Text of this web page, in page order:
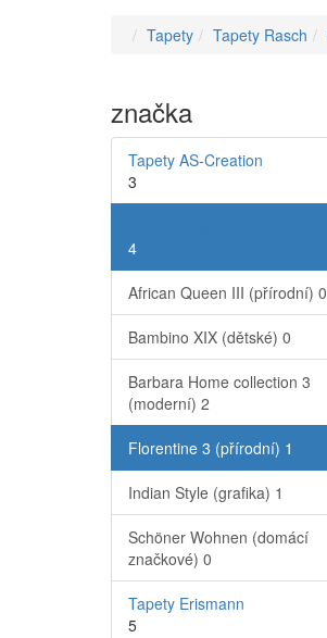
Tapety Tapety Rasch
značka
Tapety AS-Creation
3
4
African Queen III (přírodní) 0
Bambino XIX (dětské) 0
Barbara Home collection 3
(moderní) 2
Florentine 3 (přírodní) 1
Indian Style (grafika) 1
Schöner Wohnen (domácí
značkové) 0
Tapety Erismann
5